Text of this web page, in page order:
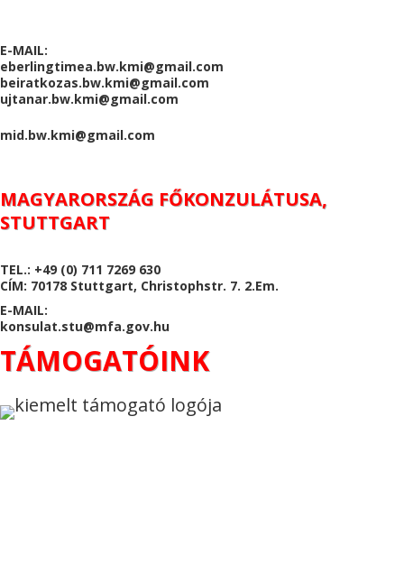
E-MAIL:
eberlingtimea.bw.kmi@gmail.com
beiratkozas.bw.kmi@gmail.com
ujtanar.bw.kmi@gmail.com
mid.bw.kmi@gmail.com
MAGYARORSZÁG FŐKONZULÁTUSA,
STUTTGART
TEL.: +49 (0) 711 7269 630
CÍM: 70178 Stuttgart, Christophstr. 7. 2.Em.
E-MAIL:
konsulat.stu@mfa.gov.hu
TÁMOGATÓINK